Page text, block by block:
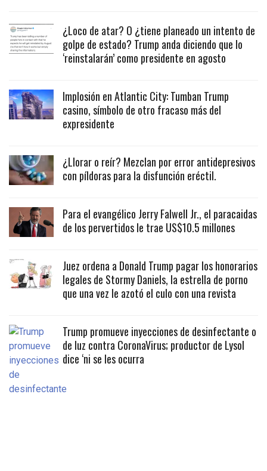
¿Loco de atar? O ¿tiene planeado un intento de
golpe de estado? Trump anda diciendo que lo
‘reinstalarán’ como presidente en agosto
Implosión en Atlantic City: Tumban Trump
casino, símbolo de otro fracaso más del
expresidente
¿Llorar o reír? Mezclan por error antidepresivos
con píldoras para la disfunción eréctil.
Para el evangélico Jerry Falwell Jr., el paracaidas
de los pervertidos le trae US$10.5 millones
Juez ordena a Donald Trump pagar los honorarios
legales de Stormy Daniels, la estrella de porno
que una vez le azotó el culo con una revista
Trump promueve inyecciones de desinfectante o
de luz contra CoronaVirus; productor de Lysol
dice ‘ni se les ocurra